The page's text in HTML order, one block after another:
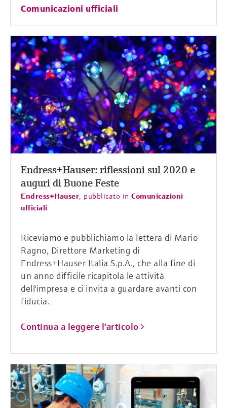
Comunicazioni ufficiali
Endress+Hauser: riflessioni sul 2020 e
auguri di Buone Feste
Endress+Hauser pubblicato in Comunicazioni
ufficiali
Riceviamo e pubblichiamo la lettera di Mario
Ragno, Direttore Marketing di
Endress+Hauser Italia S.p.A., che alla fine di
un anno difficile ricapitola le attività
dell'impresa e ci invita a guardare avanti con
fiducia.
Continua a leggere l'articolo